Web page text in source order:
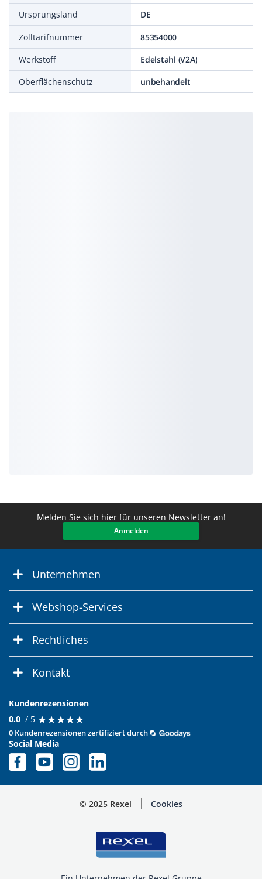
Ursprungsland
DE
Zolltarifnummer
85354000
Werkstoff
Edelstahl (V2A)
Oberflächenschutz
unbehandelt
Melden Sie sich hier für unseren Newsletter an!
Anmelden
Unternehmen
Webshop-Services
Rechtliches
Kontakt
Kundenrezensionen
0.0 / 5 ★★★★★
★★★★★
0 Kundenrezensionen zertifiziert durch
Social Media
© 2025 Rexel Cookies